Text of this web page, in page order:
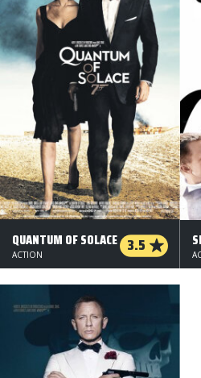
QUANTUM OF SOLACE 3.5
ACTION